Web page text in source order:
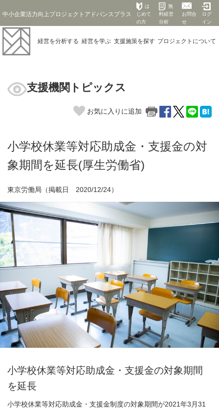
中小企業活力向上プロジェクトアドバンスプラス
は
じめて
の方
無
料経営
分析
お問合
せ
ログ
イン
経営を分析する 経営を学ぶ 支援施策を探す プロジェクト について
支援機関トピックス
お気に入りに追加
小学校休業等対応助成金・支援金の対
象期間を延長(厚生労働省)
東京労働局（掲載日 2020/12/24）
小学校休業等対応助成金・支援金の対象期間
を延長
小学校休業等対応助成金・支援金制度の対象期間が2021年3月31